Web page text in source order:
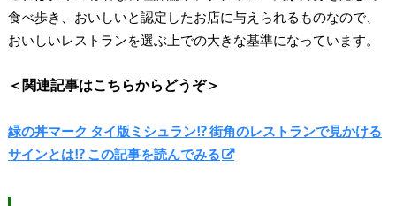
食べ歩き、おいしいと認定したお店に与えられるものなので、
おいしいレストランを選ぶ上での大きな基準になっています。
＜関連記事はこちらからどうぞ＞
緑の丼マーク タイ版ミシュラン!? 街角のレストランで見かける
サインとは!? この記事を読んでみる